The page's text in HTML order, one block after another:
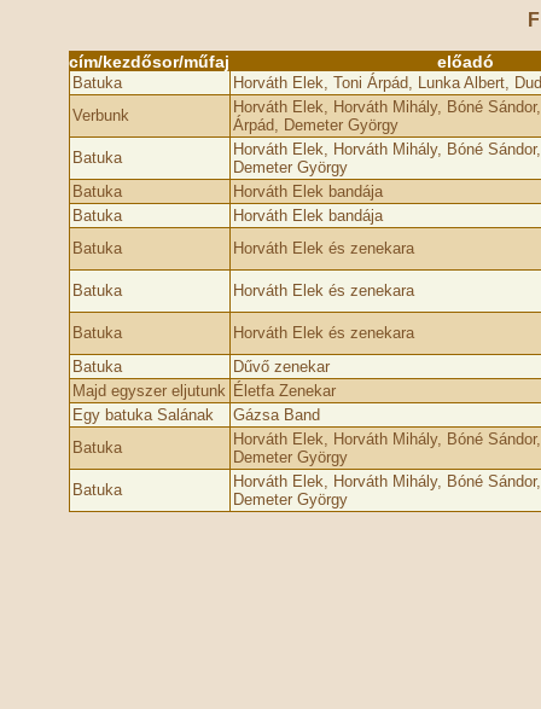
cím/kezdősor/műfaj előadó
Batuka
Horváth Elek, Toni Árpád, Lunka Albert,
Verbunk
Horváth Elek, Horváth Mihály, Bóné
Árpád, Demeter György
Batuka
Horváth Elek, Horváth Mihály, Bóné
Demeter György
Batuka
Horváth Elek bandája
Batuka
Horváth Elek bandája
Batuka
Horváth Elek és zenekara
Batuka Horváth Elek és zenekara
Batuka
Horváth Elek és zenekara
Batuka
Dűvő zenekar
Majd egyszer eljutunk Életfa Zenekar
Egy batuka Salának
Gázsa Band
Batuka
Horváth Elek, Horváth Mihály, Bóné
Demeter György
Batuka
Horváth Elek, Horváth Mihály, Bóné
Demeter György